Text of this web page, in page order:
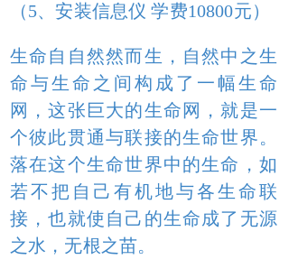
（5、安装信息仪 学费10800元）
生命自自然然而生，自然中之生
命与生命之间构成了一幅生命
网，这张巨大的生命网，就是一
个彼此贯通与联接的生命世界。
落在这个生命世界中的生命，如
若不把自己有机地与各生命联
接，也就使自己的生命成了无源
之水，无根之苗。